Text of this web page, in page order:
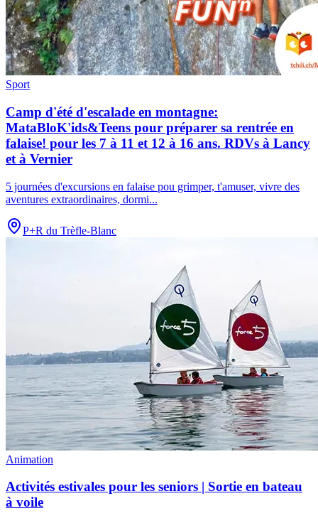
Sport
Camp d'été d'escalade en montagne:
MataBloK'ids&Teens pour préparer sa rentrée en
falaise! pour les 7 à 11 et 12 à 16 ans. RDVs à Lancy
et à Vernier
5 journées d'excursions en falaise pou grimper, t'amuser, vivre des
aventures extraordinaires, dormi...
P+R du Trèfle-Blanc
Animation
Activités estivales pour les seniors | Sortie en bateau
à voile